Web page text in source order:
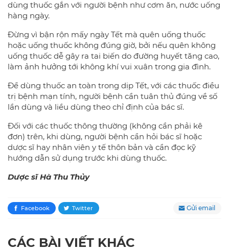
dùng thuốc gắn với người bệnh như cơm ăn, nước uống
hàng ngày.
Đừng vì bận rộn mấy ngày Tết mà quên uống thuốc
hoặc uống thuốc không đúng giờ, bởi nếu quên không
uống thuốc dễ gây ra tai biến do đường huyết tăng cao,
làm ảnh hưởng tới không khí vui xuân trong gia đình.
Để dùng thuốc an toàn trong dịp Tết, với các thuốc điều
trị bệnh mạn tính, người bệnh cần tuân thủ đúng về số
lần dùng và liều dùng theo chỉ định của bác sĩ.
Đối với các thuốc thông thường (không cần phải kê
đơn) trên, khi dùng, người bệnh cần hỏi bác sĩ hoặc
dược sĩ hay nhân viên y tế thôn bản và cần đọc kỹ
hướng dẫn sử dụng trước khi dùng thuốc.
Dược sĩ Hà Thu Thủy
Facebook Twitter Gửi email
CÁC BÀI VIẾT KHÁC